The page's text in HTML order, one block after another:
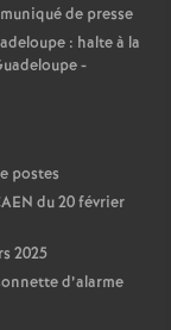
de presse
: halte à la
-
postes
du 20 février
2025
d’alarme